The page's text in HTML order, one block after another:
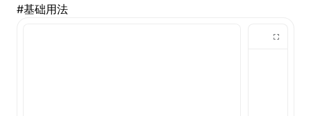
#基础用法